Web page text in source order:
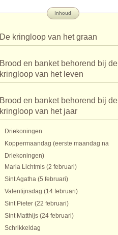
Inhoud
De kringloop van het graan
Brood en banket behorend bij de
kringloop van het leven
Brood en banket behorend bij de
kringloop van het jaar
Driekoningen
Koppermaandag (eerste maandag na
Driekoningen)
Maria Lichtmis (2 februari)
Sint Agatha (5 februari)
Valentijnsdag (14 februari)
Sint Pieter (22 februari)
Sint Matthijs (24 februari)
Schrikkeldag